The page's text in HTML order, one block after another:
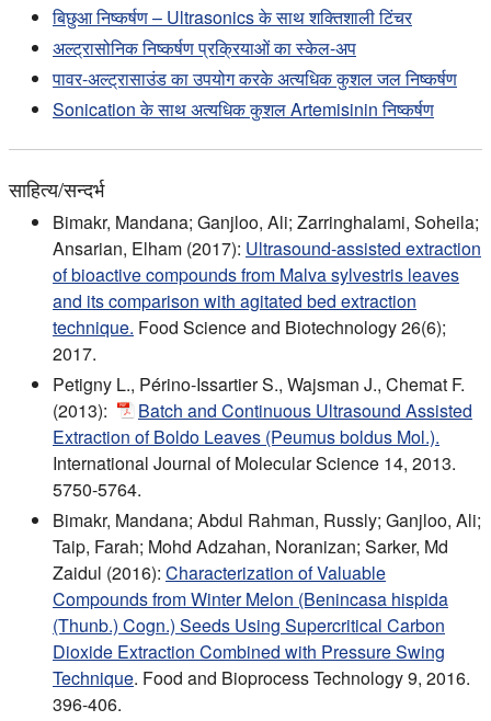
बिछुआ निष्कर्षण – Ultrasonics के साथ शक्तिशाली टिंचर
अल्ट्रासोनिक निष्कर्षण प्रक्रियाओं का स्केल-अप
पावर-अल्ट्रासाउंड का उपयोग करके अत्यधिक कुशल जल निष्कर्षण
Sonication के साथ अत्यधिक कुशल Artemisinin निष्कर्षण
साहित्य/सन्दर्भ
Bimakr, Mandana; Ganjloo, Ali; Zarringhalami, Soheila;
Ansarian, Elham (2017): Ultrasound-assisted extraction
of bioactive compounds from Malva sylvestris leaves
and its comparison with agitated bed extraction
technique. Food Science and Biotechnology 26(6);
2017.
Petigny L., Périno-Issartier S., Wajsman J., Chemat F.
(2013):
Batch and Continuous Ultrasound Assisted
Extraction of Boldo Leaves (Peumus boldus Mol.).
International Journal of Molecular Science 14, 2013.
5750-5764.
Bimakr, Mandana; Abdul Rahman, Russly; Ganjloo, Ali;
Taip, Farah; Mohd Adzahan, Noranizan; Sarker, Md
Zaidul (2016): Characterization of Valuable
Compounds from Winter Melon (Benincasa hispida
(Thunb.) Cogn.) Seeds Using Supercritical Carbon
Dioxide Extraction Combined with Pressure Swing
Technique. Food and Bioprocess Technology 9, 2016.
396-406.